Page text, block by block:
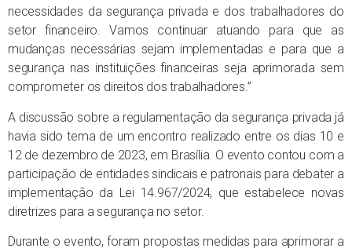
necessidades da segurança privada e dos trabalhadores do
setor financeiro. Vamos continuar atuando para que as
mudanças necessárias sejam implementadas e para que a
segurança nas instituições financeiras seja aprimorada sem
comprometer os direitos dos trabalhadores.”
A discussão sobre a regulamentação da segurança privada já
havia sido tema de um encontro realizado entre os dias 10 e
12 de dezembro de 2023, em Brasília. O evento contou com a
participação de entidades sindicais e patronais para debater a
implementação da Lei 14.967/2024, que estabelece novas
diretrizes para a segurança no setor.
Durante o evento, foram propostas medidas para aprimorar a